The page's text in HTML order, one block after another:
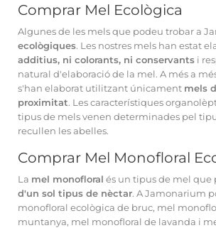
Comprar Mel Ecològica
Algunes de les mels que podeu trobar a
ecològiques. Les nostres mels han estat
additius, ni colorants, ni conservants i
natural d'elaboració de la mel. A més a
s'han elaborat utilitzant únicament mels
proximitat. Les característiques
tipus de mels venen determinades pel
recullen les abelles.
Comprar Mel Monofloral
La mel monofloral és un tipus de mel que
d'un sol tipus de nèctar. A Jamonarium
monofloral ecològica de bruc, mel
muntanya, mel monofloral de lavanda i